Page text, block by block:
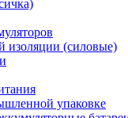
изоляции (силовые)
упаковке